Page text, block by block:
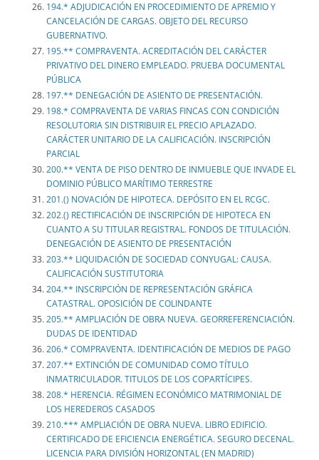
194.* ADJUDICACIÓN EN PROCEDIMIENTO DE APREMIO Y
CANCELACIÓN DE CARGAS. OBJETO DEL RECURSO
GUBERNATIVO.
195.** COMPRAVENTA. ACREDITACIÓN DEL CARÁCTER
PRIVATIVO DEL DINERO EMPLEADO. PRUEBA DOCUMENTAL
PÚBLICA
197.** DENEGACIÓN DE ASIENTO DE PRESENTACIÓN.
198.* COMPRAVENTA DE VARIAS FINCAS CON CONDICIÓN
RESOLUTORIA SIN DISTRIBUIR EL PRECIO APLAZADO.
CARÁCTER UNITARIO DE LA CALIFICACIÓN. INSCRIPCIÓN
PARCIAL
200.** VENTA DE PISO DENTRO DE INMUEBLE QUE INVADE EL
DOMINIO PÚBLICO MARÍTIMO TERRESTRE
201.() NOVACIÓN DE HIPOTECA. DEPÓSITO EN EL RCGC.
202.() RECTIFICACIÓN DE INSCRIPCIÓN DE HIPOTECA EN
CUANTO A SU TITULAR REGISTRAL. FONDOS DE TITULACIÓN.
DENEGACIÓN DE ASIENTO DE PRESENTACIÓN
203.** LIQUIDACIÓN DE SOCIEDAD CONYUGAL: CAUSA.
CALIFICACIÓN SUSTITUTORIA
204.** INSCRIPCIÓN DE REPRESENTACIÓN GRÁFICA
CATASTRAL. OPOSICIÓN DE COLINDANTE
205.** AMPLIACIÓN DE OBRA NUEVA. GEORREFERENCIACIÓN.
DUDAS DE IDENTIDAD
206.* COMPRAVENTA. IDENTIFICACIÓN DE MEDIOS DE PAGO
207.** EXTINCIÓN DE COMUNIDAD COMO TÍTULO
INMATRICULADOR. TITULOS DE LOS COPARTÍCIPES.
208.* HERENCIA. RÉGIMEN ECONÓMICO MATRIMONIAL DE
LOS HEREDEROS CASADOS
210.*** AMPLIACIÓN DE OBRA NUEVA. LIBRO EDIFICIO.
CERTIFICADO DE EFICIENCIA ENERGÉTICA. SEGURO DECENAL.
LICENCIA PARA DIVISIÓN HORIZONTAL (EN MADRID)